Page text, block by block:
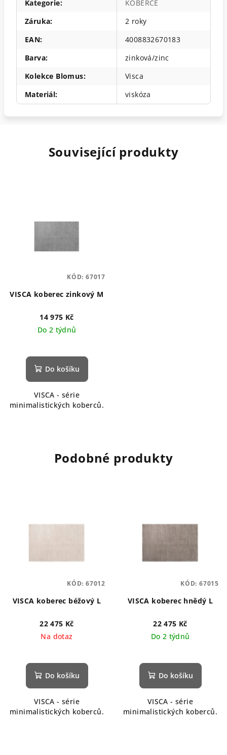
Kategorie:
KOBERCE
Záruka:
2 roky
EAN:
4008832670183
Barva:
zinková/zinc
Kolekce Blomus:
Visca
Materiál: viskóza
Související produkty
VISCA koberec zinkový M
14 975 Kč
Do 2 týdnů
Do košíku
VISCA - série
minimalistických koberců.
KÓD: 67017
Podobné produkty
VISCA koberec béžový L
22 475 Kč
Na dotaz
Do košíku
VISCA - série
minimalistických koberců.
KÓD: 67012
VISCA koberec hnědý L
22 475 Kč
Do 2 týdnů
Do košíku
VISCA - série
minimalistických koberců.
KÓD: 67015